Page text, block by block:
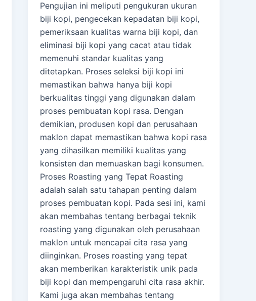
Pengujian ini meliputi pengukuran ukuran
biji kopi, pengecekan kepadatan biji kopi,
pemeriksaan kualitas warna biji kopi, dan
eliminasi biji kopi yang cacat atau tidak
memenuhi standar kualitas yang
ditetapkan. Proses seleksi biji kopi ini
memastikan bahwa hanya biji kopi
berkualitas tinggi yang digunakan dalam
proses pembuatan kopi rasa. Dengan
demikian, produsen kopi dan perusahaan
maklon dapat memastikan bahwa kopi rasa
yang dihasilkan memiliki kualitas yang
konsisten dan memuaskan bagi konsumen.
Proses Roasting yang Tepat Roasting
adalah salah satu tahapan penting dalam
proses pembuatan kopi. Pada sesi ini, kami
akan membahas tentang berbagai teknik
roasting yang digunakan oleh perusahaan
maklon untuk mencapai cita rasa yang
diinginkan. Proses roasting yang tepat
akan memberikan karakteristik unik pada
biji kopi dan mempengaruhi cita rasa akhir.
Kami juga akan membahas tentang